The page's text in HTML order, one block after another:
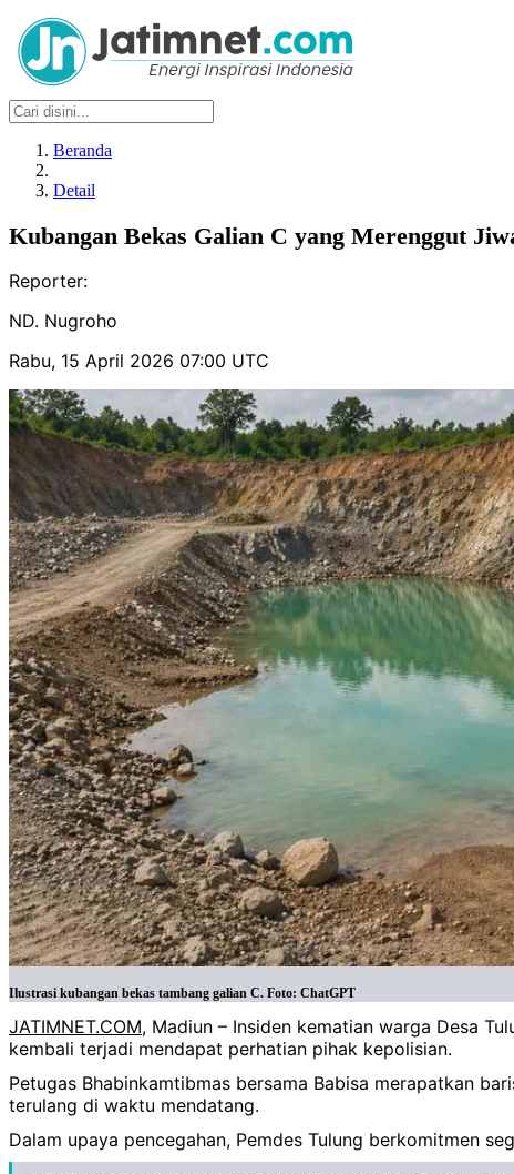
Beranda
Detail
Kubangan Bekas Galian C yang Merenggut
Reporter:
ND. Nugroho
Rabu, 15 April 2026 07:00 UTC
Ilustrasi kubangan bekas tambang galian C. Foto: ChatGPT
JATIMNET.COM, Madiun – Insiden kematian warga Desa
kembali terjadi mendapat perhatian pihak kepolisian.
Petugas Bhabinkamtibmas bersama Babisa merapatkan
terulang di waktu mendatang.
Dalam upaya pencegahan, Pemdes Tulung berkomitmen